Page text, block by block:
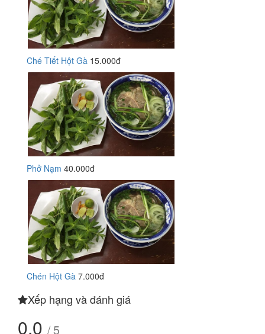
Ché Tiết Hột Gà 15.000đ
Phở Nạm 40.000đ
Chén Hột Gà 7.000đ
Xếp hạng và đánh giá
0.0 / 5